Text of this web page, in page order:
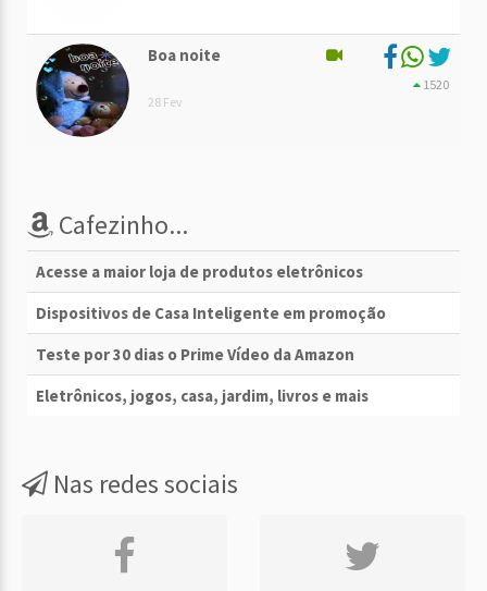
Boa noite
28 Fev
1520
Cafezinho...
Acesse a maior loja de produtos eletrônicos
Dispositivos de Casa Inteligente em promoção
Teste por 30 dias o Prime Vídeo da Amazon
Eletrônicos, jogos, casa, jardim, livros e mais
Nas redes sociais